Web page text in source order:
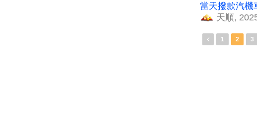
當天撥款汽機
天順,
1 2 3